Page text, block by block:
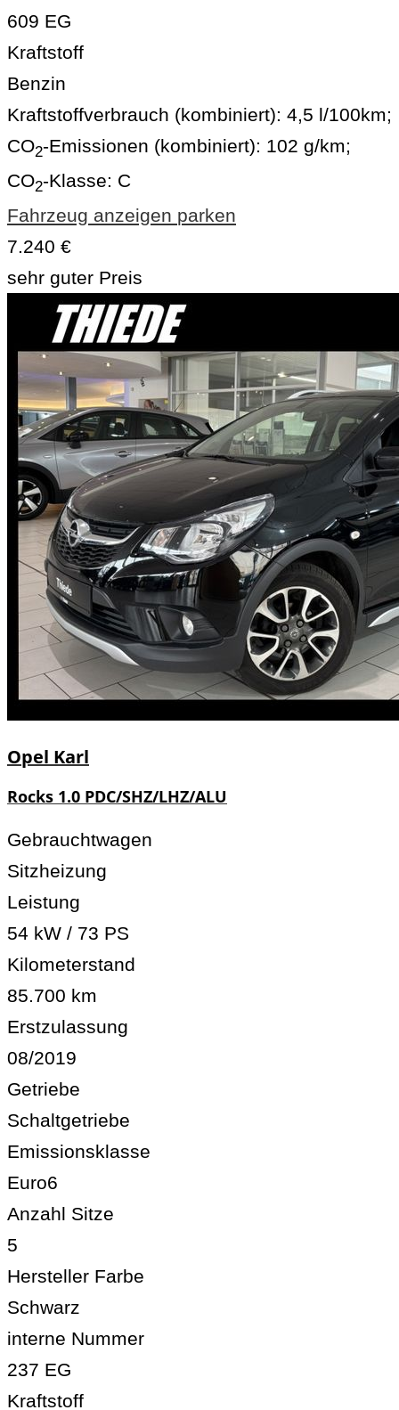
609 EG
Kraftstoff
Benzin
Kraftstoffverbrauch (kombiniert): 4,5 l/100km;
CO2-Emissionen (kombiniert): 102 g/km;
CO2-Klasse: C
Fahrzeug anzeigen parken
7.240 €
sehr guter Preis
Opel Karl
Rocks 1.0 PDC/SHZ/LHZ/ALU
Gebrauchtwagen
Sitzheizung
Leistung
54 kW / 73 PS
Kilometerstand
85.700 km
Erstzulassung
08/2019
Getriebe
Schaltgetriebe
Emissionsklasse
Euro6
Anzahl Sitze
5
Hersteller Farbe
Schwarz
interne Nummer
237 EG
Kraftstoff